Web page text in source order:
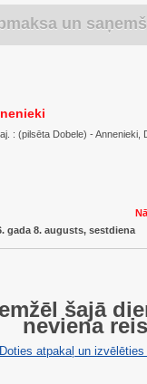
un
: (pilsēta Dobele) - Annenieki,
gada 8. augusts, sestdiena
šajā
neviena
Doties atpakaļ un